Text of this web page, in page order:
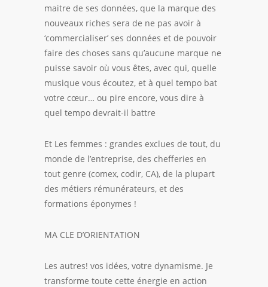
maitre de ses données, que la marque des
nouveaux riches sera de ne pas avoir à
‘commercialiser’ ses données et de pouvoir
faire des choses sans qu’aucune marque ne
puisse savoir où vous êtes, avec qui, quelle
musique vous écoutez, et à quel tempo bat
votre cœur… ou pire encore, vous dire à
quel tempo devrait-il battre
Et Les femmes : grandes exclues de tout, du
monde de l’entreprise, des chefferies en
tout genre (comex, codir, CA), de la plupart
des métiers rémunérateurs, et des
formations éponymes !
MA CLE D’ORIENTATION
Les autres! vos idées, votre dynamisme. Je
transforme toute cette énergie en action